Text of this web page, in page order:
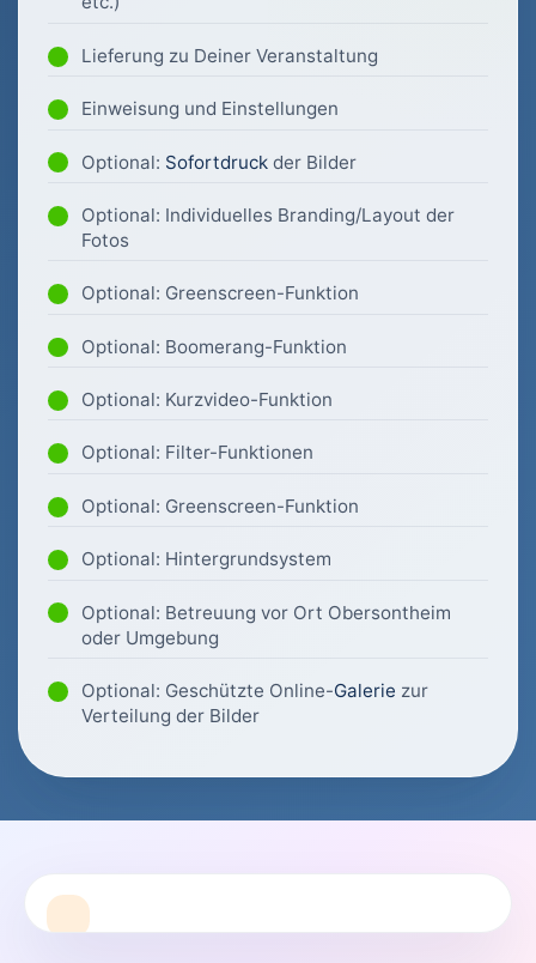
Lieferung zu Deiner Veranstaltung
Einweisung und Einstellungen
Optional: Sofortdruck der Bilder
Optional: Individuelles Branding/Layout der
Fotos
Optional: Greenscreen-Funktion
Optional: Boomerang-Funktion
Optional: Kurzvideo-Funktion
Optional: Filter-Funktionen
Optional: Greenscreen-Funktion
Optional: Hintergrundsystem
Optional: Betreuung vor Ort Obersontheim
oder Umgebung
Optional: Geschützte Online-Galerie zur
Verteilung der Bilder